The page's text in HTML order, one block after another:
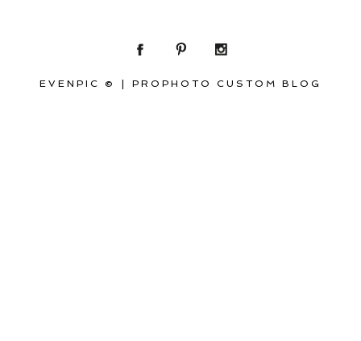
EVENPIC © PROPHOTO CUSTOM BLOG